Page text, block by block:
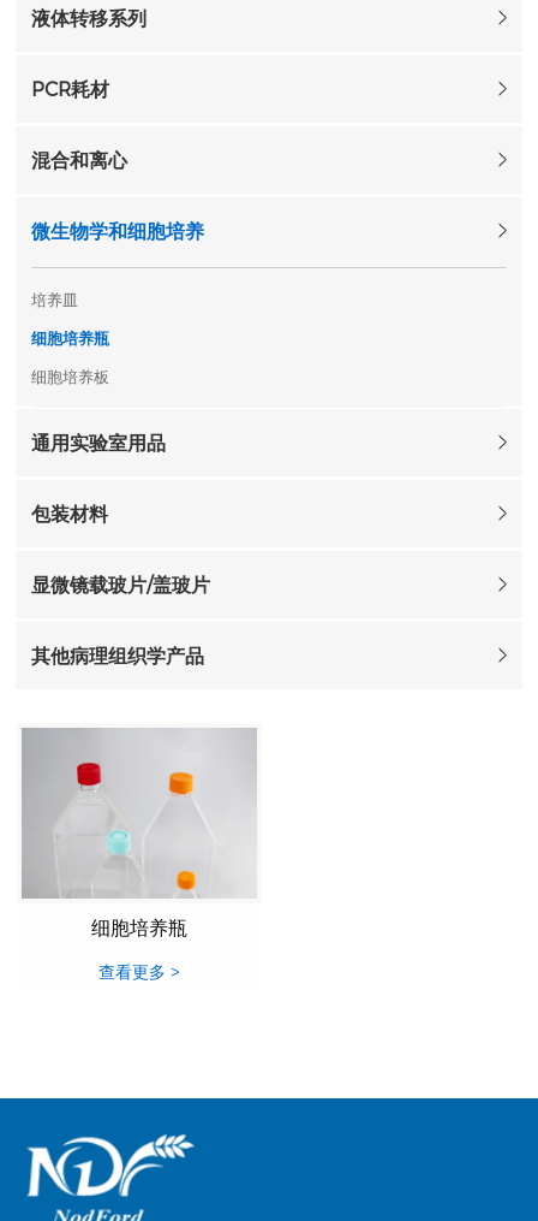
液体转移系列
PCR耗材
混合和离心
微生物学和细胞培养
培养皿
细胞培养瓶
细胞培养板
通用实验室用品
包装材料
显微镜载玻片/盖玻片
其他病理组织学产品
细胞培养瓶
查看更多 >